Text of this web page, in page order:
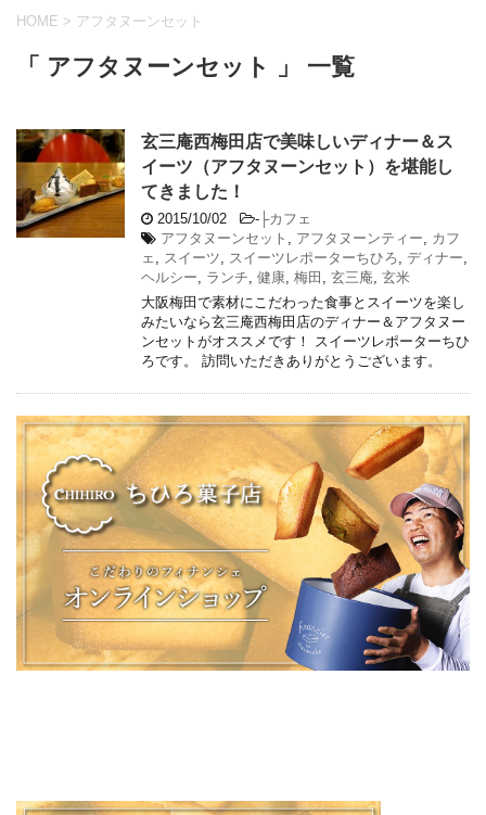
HOME > アフタヌーンセット
「 アフタヌーンセット 」 一覧
玄三庵西梅田店で美味しいディナー＆ス
イーツ（アフタヌーンセット）を堪能し
てきました！
2015/10/02 - ├カフェ
アフタヌーンセット
アフタヌーンティー
カフ
ェ
スイーツ スイーツレポーターちひろ ディナー
ヘルシー
ランチ 健康 梅田 玄三庵 玄米
大阪梅田で素材にこだわった食事とスイーツを楽し
みたいなら玄三庵西梅田店のディナー＆アフタヌー
ンセットがオススメです！ スイーツレポーターちひ
ろです。 訪問いただきありがとうございます。